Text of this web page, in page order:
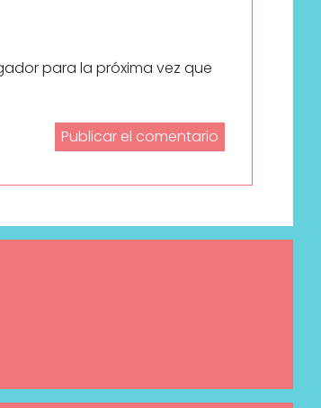
para la próxima vez que